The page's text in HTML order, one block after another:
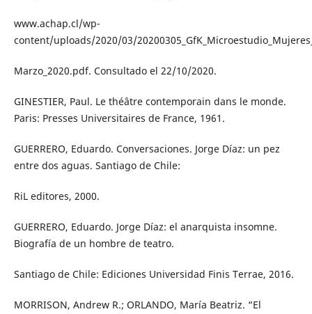
www.achap.cl/wp-
content/uploads/2020/03/
Marzo_2020.pdf. Consultado el 22/10/2020.
GINESTIER, Paul. Le théâtre contemporain dans le monde.
Paris: Presses Universitaires de France, 1961.
GUERRERO, Eduardo. Conversaciones. Jorge Díaz: un pez
entre dos aguas. Santiago de Chile:
RiL editores, 2000.
GUERRERO, Eduardo. Jorge Díaz: el anarquista insomne.
Biografía de un hombre de teatro.
Santiago de Chile: Ediciones Universidad Finis Terrae, 2016.
MORRISON, Andrew R.; ORLANDO, María Beatriz. “El